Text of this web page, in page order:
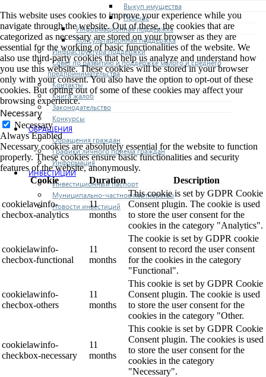
Выкуп имущества
Прочие
Информационная поддержка
Консультационная поддержка
Инфраструктура поддержки
Совет по развитию и поддержке малого и среднего
предпринимательства
Контакты
Книга жалоб
Законодательство
Конкурсы
ОБРАЩЕНИЯ
Обращения граждан
Графики личного приема граждан
Информация
ИНВЕСТИЦИИ
Инвестиционный паспорт
Муниципально-частное партнерство
Новости инвестиций
This website uses cookies to improve your experience while you
navigate through the website. Out of these, the cookies that are
categorized as necessary are stored on your browser as they are
essential for the working of basic functionalities of the website. We
also use third-party cookies that help us analyze and understand how
you use this website. These cookies will be stored in your browser
only with your consent. You also have the option to opt-out of these
cookies. But opting out of some of these cookies may affect your
browsing experience.
Necessary
Necessary
Always Enabled
Necessary cookies are absolutely essential for the website to function
properly. These cookies ensure basic functionalities and security
features of the website, anonymously.
Cookie
Duration Description
cookielawinfo-
checbox-analytics
11
months
This cookie is set by GDPR Cookie
Consent plugin. The cookie is used
to store the user consent for the
cookies in the category "Analytics".
cookielawinfo-
checbox-functional
11
months
The cookie is set by GDPR cookie
consent to record the user consent
for the cookies in the category
"Functional".
cookielawinfo-
checbox-others
11
months
This cookie is set by GDPR Cookie
Consent plugin. The cookie is used
to store the user consent for the
cookies in the category "Other.
cookielawinfo-
checkbox-necessary
11
months
This cookie is set by GDPR Cookie
Consent plugin. The cookies is used
to store the user consent for the
cookies in the category
"Necessary".